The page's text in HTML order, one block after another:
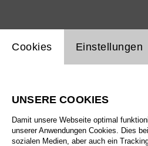
Alle Sparten
Alle Spielstätten
Einstellung Website Cookie
Cookies Einstellungen
UNSERE COOKIES
Damit unsere Webseite optimal
unserer Anwendungen Cookies. Dies
sozialen Medien, aber auch ein